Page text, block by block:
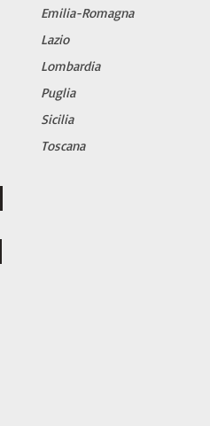
Emilia-Romagna
Lazio
Lombardia
Puglia
Sicilia
Toscana